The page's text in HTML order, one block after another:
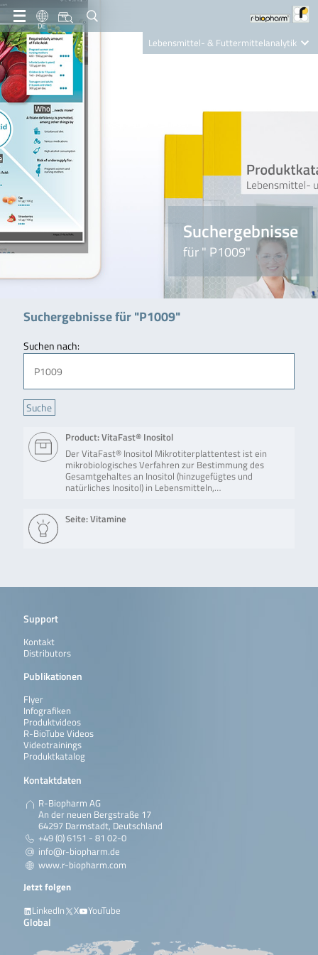
DE
Lebensmittel- & Futtermittelanalytik
Nutrition Care
Suchergebnisse
für " P1009"
Suchergebnisse für "P1009"
Suchen nach:
Product: VitaFast® Inositol
Der VitaFast® Inositol Mikrotiterplattentest ist ein
mikrobiologisches Verfahren zur Bestimmung des
Gesamtgehaltes an Inositol (hinzugefügtes und
natürliches Inositol) in Lebensmitteln,…
Seite: Vitamine
Support
Kontakt
Distributors
Publikationen
Flyer
Infografiken
Produktvideos
R-BioTube Videos
Videotrainings
Produktkatalog
Kontaktdaten
R-Biopharm AG
An der neuen Bergstraße 17
64297 Darmstadt, Deutschland
+49 (0) 6151 - 81 02-0
info@r-biopharm.de
www.r-biopharm.com
Jetzt folgen
LinkedIn
X YouTube
Global